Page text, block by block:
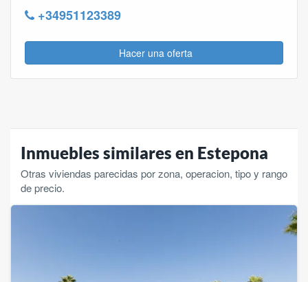
+34951123389
Hacer una oferta
Inmuebles similares en Estepona
Otras viviendas parecidas por zona, operacion, tipo y rango
de precio.